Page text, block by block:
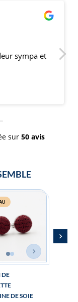
de nœuds papillons,
vous, c'est bien du
sur 50 avis
DE SOIE